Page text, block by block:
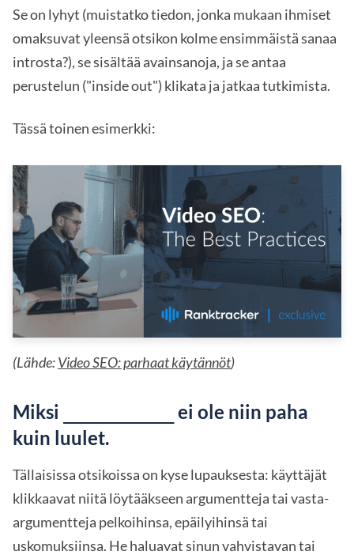
Se on lyhyt (muistatko tiedon, jonka mukaan ihmiset
omaksuvat yleensä otsikon kolme ensimmäistä sanaa
introsta?), se sisältää avainsanoja, ja se antaa
perustelun ("inside out") klikata ja jatkaa tutkimista.
Tässä toinen esimerkki:
(Lähde:Video SEO: parhaat käytännöt)
Miksi
ei ole niin paha
kuin luulet.
Tällaisissa otsikoissa on kyse lupauksesta: käyttäjät
klikkaavat niitä löytääkseen argumentteja tai vasta-
argumentteja pelkoihinsa, epäilyihinsä tai
uskomuksiinsa. He haluavat sinun vahvistavan tai